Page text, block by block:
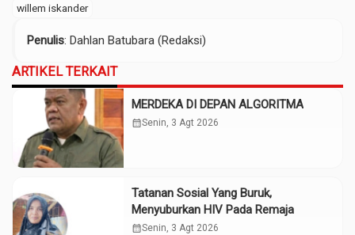
willem iskander
Penulis: Dahlan Batubara (Redaksi)
ARTIKEL TERKAIT
MERDEKA DI DEPAN ALGORITMA
calendar_monthSenin, 3 Agt 2026
Tatanan Sosial Yang Buruk,
Menyuburkan HIV Pada Remaja
calendar_monthSenin, 3 Agt 2026